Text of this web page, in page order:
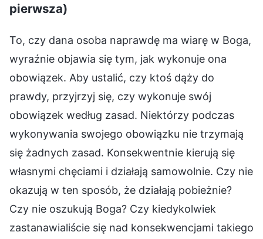
pierwsza)
To, czy dana osoba naprawdę ma wiarę w Boga,
wyraźnie objawia się tym, jak wykonuje ona
obowiązek. Aby ustalić, czy ktoś dąży do
prawdy, przyjrzyj się, czy wykonuje swój
obowiązek według zasad. Niektórzy podczas
wykonywania swojego obowiązku nie trzymają
się żadnych zasad. Konsekwentnie kierują się
własnymi chęciami i działają samowolnie. Czy nie
okazują w ten sposób, że działają pobieżnie?
Czy nie oszukują Boga? Czy kiedykolwiek
zastanawialiście się nad konsekwencjami takiego